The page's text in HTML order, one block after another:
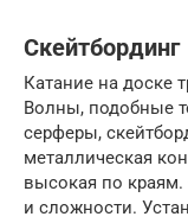
Скейтбординг
Катание на доске
Волны, подобные
серферы,
металлическая
высокая по
и сложности.